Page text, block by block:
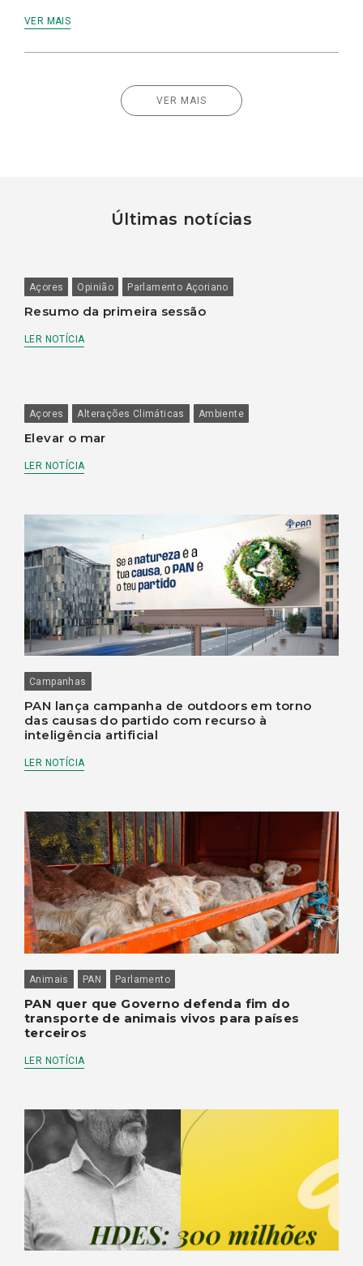
VER MAIS
VER MAIS
Últimas notícias
Açores Opinião Parlamento Açoriano
Resumo da primeira sessão
LER NOTÍCIA
Açores Alterações Climáticas Ambiente
Elevar o mar
LER NOTÍCIA
Campanhas
PAN lança campanha de outdoors em torno
das causas do partido com recurso à
inteligência artificial
LER NOTÍCIA
Animais PAN Parlamento
PAN quer que Governo defenda fim do
transporte de animais vivos para países
terceiros
LER NOTÍCIA